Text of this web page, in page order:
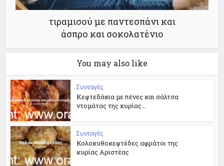
τιραμισού με παντεσπάνι και
άσπρο και σοκολατένιο
You may also like
Συνταγές
Κεφτεδάκια με πένες και σάλτσα
ντομάτας της κυρίας...
Συνταγές
Κολοκυθοκεφτέδες αφράτοι της
κυρίας Αριστέας